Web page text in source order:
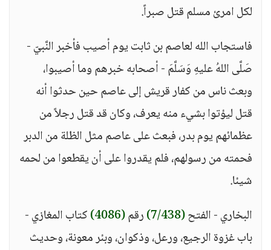
لكل امرئ مسلم قتل صبراً.
فاستجاب الله لعاصم بن ثابت يوم أصيب فأخبر النَّبيّ -
صَلَّى اللهُ عليهِ وَسَلَّمَ - أصحابه خبرهم وما أصيبوا،
وبعث ناس من كفار قريش إلى عاصم حين حدثوا أنه
قتل ليؤتوا بشيء منه يعرف، وكان قد قتل رجلاً من
عظمائهم يوم بدر، فبعث على عاصم مثل الظلة من الدبر
فحمته من رسولهم، فلم يقدروا على أن يقطعوا من لحمه
شيئا.
البخاري - الفتح(7/438) رقم(4086)
كتاب المغازي -
باب غزوة الرجيع، ورعل، وذكوان، وبئر معونة، وحديث